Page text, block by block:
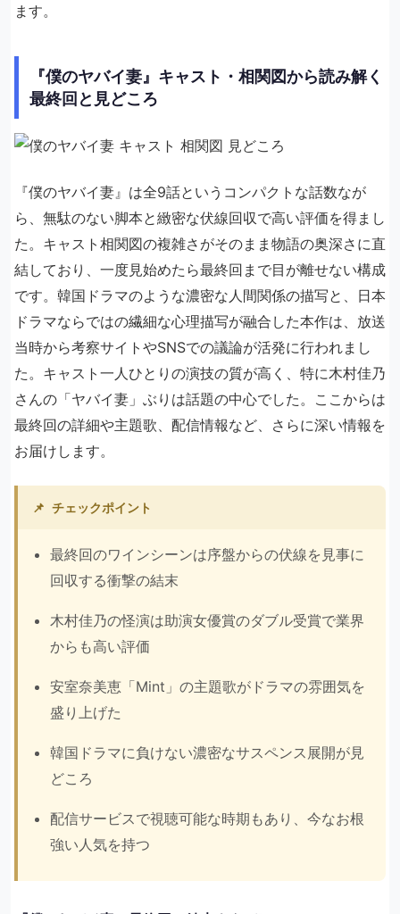
ます。
『僕のヤバイ妻』キャスト・相関図から読み解く
最終回と見どころ
『僕のヤバイ妻』は全9話というコンパクトな話数なが
ら、無駄のない脚本と緻密な伏線回収で高い評価を得まし
た。キャスト相関図の複雑さがそのまま物語の奥深さに直
結しており、一度見始めたら最終回まで目が離せない構成
です。韓国ドラマのような濃密な人間関係の描写と、日本
ドラマならではの繊細な心理描写が融合した本作は、放送
当時から考察サイトやSNSでの議論が活発に行われまし
た。キャスト一人ひとりの演技の質が高く、特に木村佳乃
さんの「ヤバイ妻」ぶりは話題の中心でした。ここからは
最終回の詳細や主題歌、配信情報など、さらに深い情報を
お届けします。
📌 チェックポイント
最終回のワインシーンは序盤からの伏線を見事に
回収する衝撃の結末
木村佳乃の怪演は助演女優賞のダブル受賞で業界
からも高い評価
安室奈美恵「Mint」の主題歌がドラマの雰囲気を
盛り上げた
韓国ドラマに負けない濃密なサスペンス展開が見
どころ
配信サービスで視聴可能な時期もあり、今なお根
強い人気を持つ